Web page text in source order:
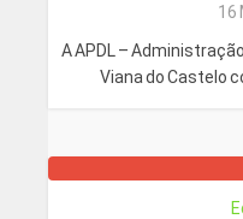
16
A APDL –
Viana do Castelo